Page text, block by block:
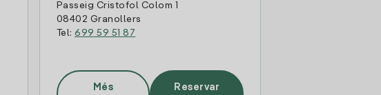
Passeig Cristofol Colom 1
08402 Granollers
Tel:699 59 51 87
Més
Reservar